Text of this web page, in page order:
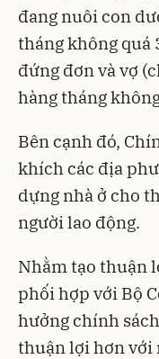
đang nuôi con
tháng không quá
đứng đơn và vợ
hàng tháng
Bên cạnh đó,
khích các địa
dựng nhà ở cho
người lao động.
Nhằm tạo thuận
phối hợp với Bộ
hưởng chính
thuận lợi hơn với